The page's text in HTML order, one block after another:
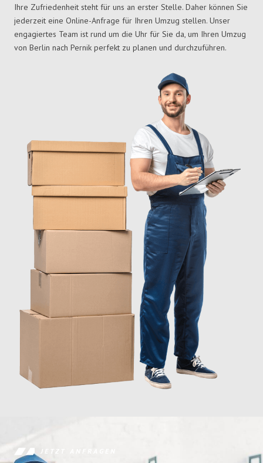
Ihre Zufriedenheit steht für uns an erster Stelle. Daher können Sie
jederzeit eine Online-Anfrage für Ihren Umzug stellen. Unser
engagiertes Team ist rund um die Uhr für Sie da, um Ihren Umzug
von Berlin nach Pernik perfekt zu planen und durchzuführen.
JETZT ANFRAGEN